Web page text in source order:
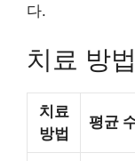
다.
치료 방
치료
방법
평균